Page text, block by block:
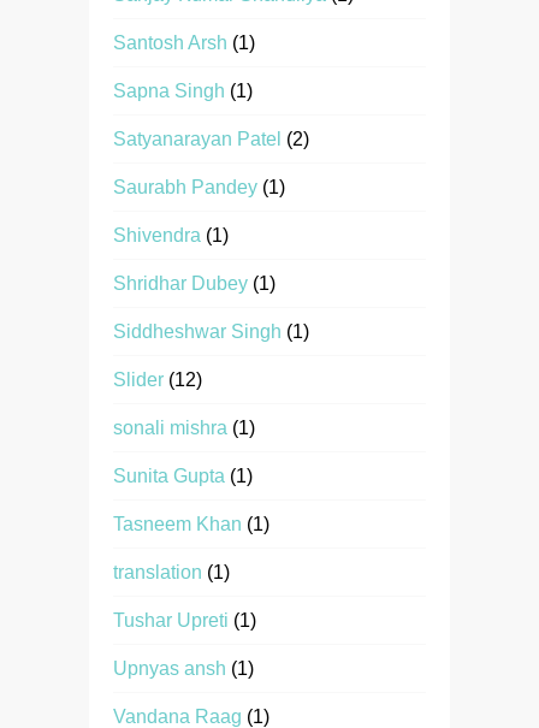
Santosh Arsh (1)
Sapna Singh (1)
Satyanarayan Patel (2)
Saurabh Pandey (1)
Shivendra (1)
Shridhar Dubey (1)
Siddheshwar Singh (1)
Slider (12)
sonali mishra (1)
Sunita Gupta (1)
Tasneem Khan (1)
translation (1)
Tushar Upreti (1)
Upnyas ansh (1)
Vandana Raag (1)